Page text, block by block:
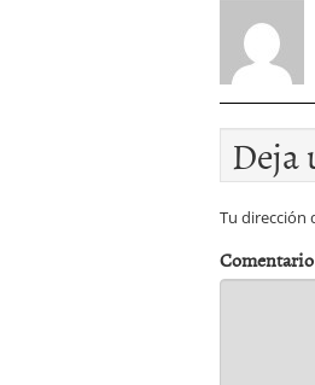
Deja
Tu dirección
Comentario